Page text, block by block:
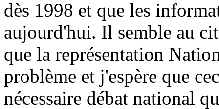
dès 1998 et que les
aujourd'hui. Il semble au
que la représentation
problème et j'espère que
nécessaire débat national